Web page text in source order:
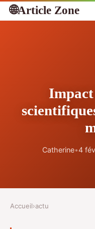
🌐Article Zone
Impact
Catherine•4
Accueil›actu